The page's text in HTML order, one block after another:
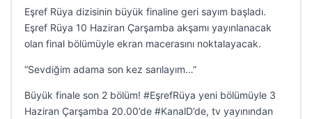
Eşref Rüya dizisinin büyük finaline geri sayım başladı.
Eşref Rüya 10 Haziran Çarşamba akşamı yayınlanacak
olan final bölümüyle ekran macerasını noktalayacak.
“Sevdiğim adama son kez sarılayım…”
Büyük finale son 2 bölüm! #EşrefRüya yeni bölümüyle 3
Haziran Çarşamba 20.00’de #KanalD’de, tv yayınından